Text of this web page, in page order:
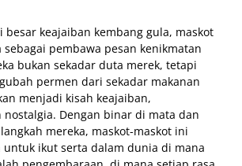
besar keajaiban kembang gula, maskot
pembawa pesan kenikmatan
bukan sekadar duta merek, tetapi
permen dari sekadar makanan
menjadi kisah keajaiban,
nostalgia. Dengan binar di mata dan
mereka, maskot-maskot ini
untuk ikut serta dalam dunia di mana